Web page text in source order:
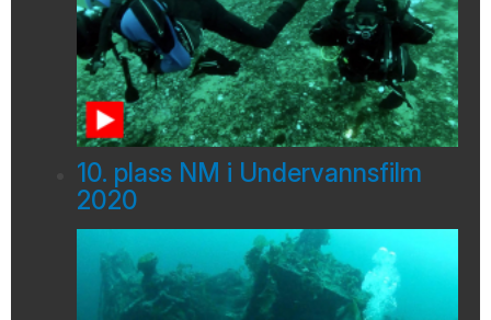
10. plass NM i Undervannsfilm
2020